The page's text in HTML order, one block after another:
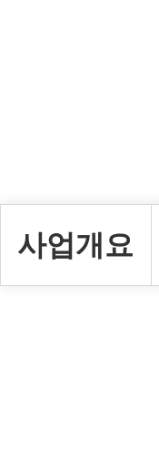
사업개요